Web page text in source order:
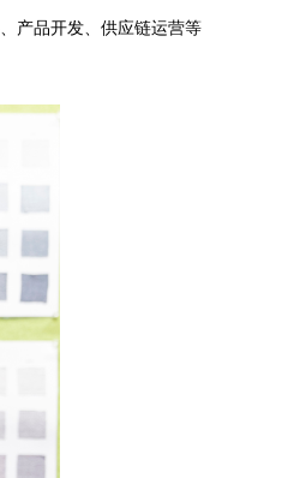
产品开发、供应链运营等